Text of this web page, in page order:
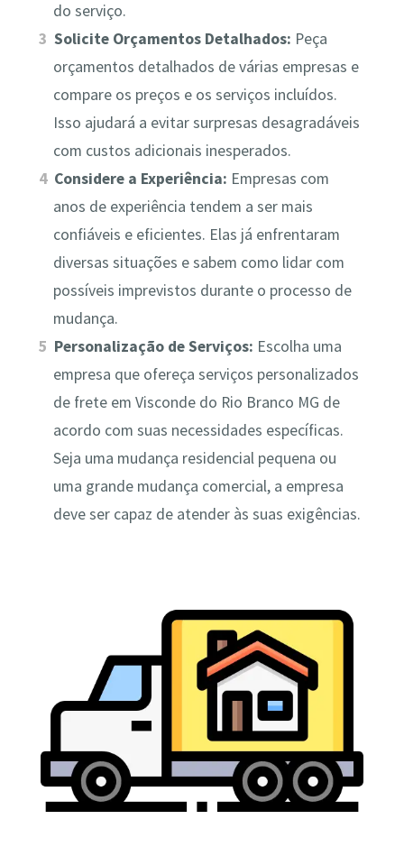
do serviço.
Solicite Orçamentos Detalhados: Peça
orçamentos detalhados de várias empresas e
compare os preços e os serviços incluídos.
Isso ajudará a evitar surpresas desagradáveis
com custos adicionais inesperados.
Considere a Experiência: Empresas com
anos de experiência tendem a ser mais
confiáveis e eficientes. Elas já enfrentaram
diversas situações e sabem como lidar com
possíveis imprevistos durante o processo de
mudança.
Personalização de Serviços: Escolha uma
empresa que ofereça serviços personalizados
de frete em Visconde do Rio Branco MG de
acordo com suas necessidades específicas.
Seja uma mudança residencial pequena ou
uma grande mudança comercial, a empresa
deve ser capaz de atender às suas exigências.